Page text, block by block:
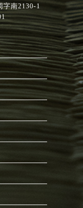
字南2130-1